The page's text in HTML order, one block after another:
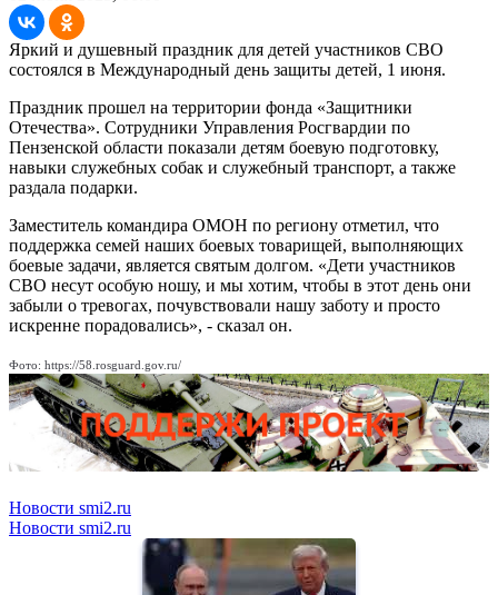
Яркий и душевный праздник для детей участников СВО
состоялся в Международный день защиты детей, 1 июня.
Праздник прошел на территории фонда «Защитники
Отечества». Сотрудники Управления Росгвардии по
Пензенской области показали детям боевую подготовку,
навыки служебных собак и служебный транспорт, а также
раздала подарки.
Заместитель командира ОМОН по региону отметил, что
поддержка семей наших боевых товарищей, выполняющих
боевые задачи, является святым долгом. «Дети участников
СВО несут особую ношу, и мы хотим, чтобы в этот день они
забыли о тревогах, почувствовали нашу заботу и просто
искренне порадовались», - сказал он.
Фото: https://58.rosguard.gov.ru/
Новости smi2.ru
Новости smi2.ru